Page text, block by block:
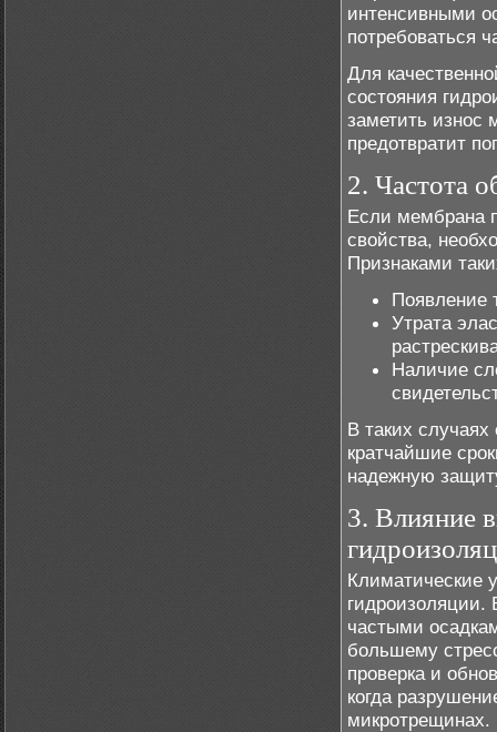
интенсивными
потребоваться
Для
состояния
заметить износ
предотвратит
2. Частота
Если мембрана
свойства,
Признаками
Появление
Утрата
Наличие
В таких
кратчайшие
надежную
3. Влияние
Климатические
гидроизоляции.
частыми
большему
проверка и
когда
микротрещинах.